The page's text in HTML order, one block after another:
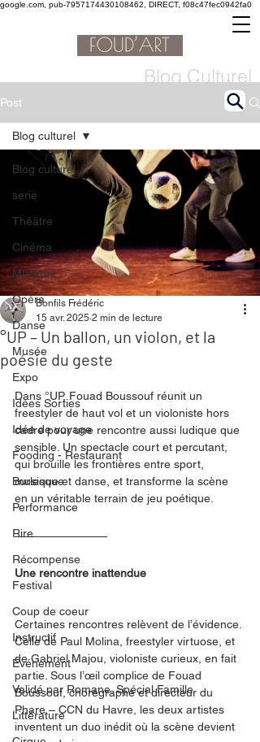
google.com, pub-7957174430108462, DIRECT, f08c47fec0942fa0
Blog Culturel
Post
Blog culturel
serie
Théâtre
Cinéma
Musique
Opéra
Danse
Musée
Expo
Idées Sorties
Idée de voyage
Fooding - Restaurant
Burlesque
Performance
Rire
Récompense
Festival
Coup de coeur
Instructif
Événement
Validé par Romane. Spécial Famille
Littérature
Blog culturel
°UP – Un ballon, un violon, et la
poésie du geste
Bonfils Frédéric
15 avr. 2025 2 min de lecture
Dans °UP, Fouad Boussouf réunit un
freestyler de haut vol et un violoniste hors
cadre pour une rencontre aussi ludique que
sensible. Un spectacle court et percutant,
qui brouille les frontières entre sport,
musique et danse, et transforme la scène
en un véritable terrain de jeu poétique.
Une rencontre inattendue
Certaines rencontres relèvent de l’évidence.
Celle de Paul Molina, freestyler virtuose, et
de Gabriel Majou, violoniste curieux, en fait
partie. Sous l’œil complice de Fouad
Boussouf, chorégraphe et directeur du
Phare – CCN du Havre, les deux artistes
inventent un duo inédit où la scène devient